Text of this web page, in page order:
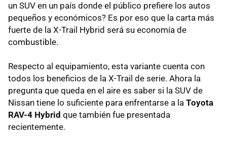
un SUV en un país donde el público prefiere los autos
pequeños y económicos? Es por eso que la carta más
fuerte de la X-Trail Hybrid será su economía de
combustible.
Respecto al equipamiento, esta variante cuenta con
todos los beneficios de la X-Trail de serie. Ahora la
pregunta que queda en el aire es saber si la SUV de
Nissan tiene lo suficiente para enfrentarse a la Toyota
RAV-4 Hybrid que también fue presentada
recientemente.